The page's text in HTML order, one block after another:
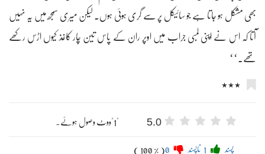
بھی مشکل ہو جاتا ہے جو سائیکل پر سے گری ہوئی ہوں۔ لیکن میری سمجھ میں یہ نہیں
آتا کہ اس نے اپنی لمبی جراب میں اوپر ران کے پاس تین چار کاغذ کیوں اڑس رکھے
تھے۔‘‘
٭٭٭
5.0 "1"ووٹ وصول ہوئے۔
پسند ناپسند ( 100 % )